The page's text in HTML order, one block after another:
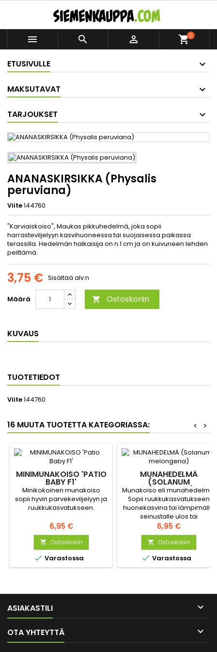
   shopping_cart0
ETUSIVULLE
MAKSUTAVAT
TARJOUKSET
ANANASKIRSIKKA (Physalis
peruviana)
Viite144760
"Karviaiskoiso", Maukas pikkuhedelmä, joka sopii
harrasteviljelyyn kasvihuoneessa tai suojaisessa paikassa
terassilla. Hedelmän halkaisija on n.1 cm ja on kuivuneen lehden
peittämä.
3,75 € Sisältää alv:n
Määrä  Ostoskoriin
KUVAUS
TUOTETIEDOT
Viite144760
16 MUUTA TUOTETTA KATEGORIASSA: >
<
MINIMUNAKOISO 'PATIO
BABY F1'
Minikokoinen munakoiso
sopii hyvin parvekeviljelyyn ja
ruukkukasvatukseen.
Hinta
6,95 €
 Ostoskoriin
 Varastossa
MUNAHEDELMÄ
(SOLANUM
MELONGENA)
Munakoiso eli munahedelmä.
Sopii ruukkukasvatukseen
huonekasvina tai lämpimälle
seinustalle ulos tai
kasvihuoneeseen.
Hinta
6,95 €
 Ostoskoriin
 Varastossa
ASIAKASTILI 
OTA YHTEYTTÄ 